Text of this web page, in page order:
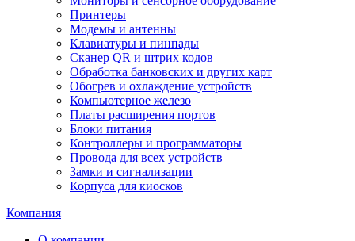
Принтеры
Модемы и антенны
Клавиатуры и пинпады
Сканер QR и штрих кодов
Обработка банковских и других карт
Обогрев и охлаждение устройств
Компьютерное железо
Платы расширения портов
Блоки питания
Контроллеры и программаторы
Провода для всех устройств
Замки и сигнализации
Корпуса для киосков
Компания